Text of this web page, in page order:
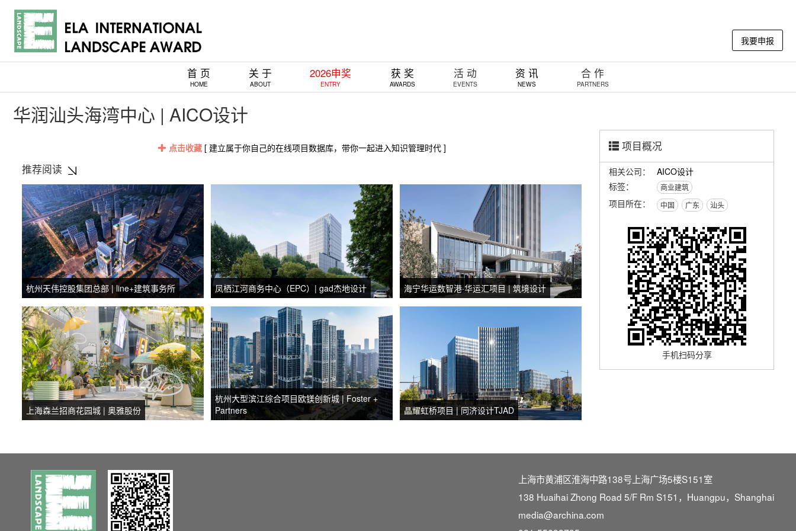
我要申报
首 页
HOME
关 于
ABOUT
2026申奖
ENTRY
获 奖
AWARDS
活 动
EVENTS
资 讯
NEWS
合 作
PARTNERS
华润汕头海湾中心 | AICO设计
点击收藏[ 建立属于你自己的在线项目数据库，带你一起进入知识管理时代 ]
推荐阅读
杭州天伟控股集团总部 | line+建筑事务所 凤栖江河商务中心（EPC）| gad杰地设计 海宁华运数智港·华运汇项目 | 筑境设计
上海森兰招商花园城 | 奥雅股份
杭州大型滨江综合项目欧镁创新城 | Foster +
Partners
晶耀虹桥项目 | 同济设计TJAD
项目概况
相关公司：
AICO设计
标签：
商业建筑
项目所在： 中国 广东 汕头
手机扫码分享
上海市黄浦区淮海中路138号上海广场5楼S151室
138 Huaihai Zhong Road 5/F Rm S151，Huangpu，Shanghai
media@archina.com